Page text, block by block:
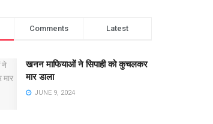
Comments Latest
खनन माफियाओं ने सिपाही को कुचलकर
मार डाला
JUNE 9, 2024